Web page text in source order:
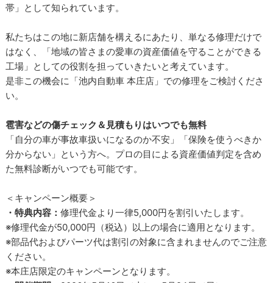
帯」として知られています。
私たちはこの地に新店舗を構えるにあたり、単なる修理だけで
はなく、「地域の皆さまの愛車の資産価値を守ることができる
工場」としての役割を担っていきたいと考えています。
是非この機会に「池内自動車 本庄店」での修理をご検討くださ
い。
雹害などの傷チェック＆見積もりはいつでも無料
「自分の車が事故車扱いになるのか不安」「保険を使うべきか
分からない」という方へ。プロの目による資産価値判定を含め
た無料診断がいつでも可能です。
＜キャンペーン概要＞
・特典内容：修理代金より一律5,000円を割引いたします。
※修理代金が50,000円（税込）以上の場合に適用となります。
※部品代およびパーツ代は割引の対象に含まれませんのでご注意
ください。
※本庄店限定のキャンペーンとなります。